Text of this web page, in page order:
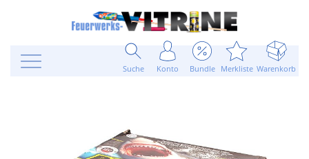
Suche Konto Bundle Merkliste Warenkorb